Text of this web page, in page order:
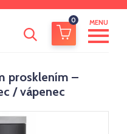
0 MENU
prosklením –
/ vápenec